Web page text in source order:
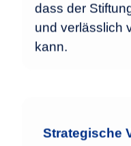
dass der
und verlässlich
kann.
Strategische